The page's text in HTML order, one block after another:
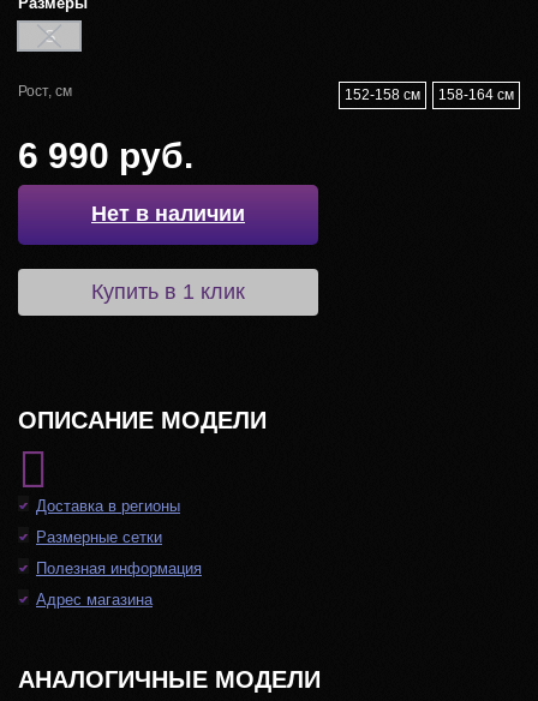
S
Рост, см 152-158 см 158-164 см
6 990 руб.
Нет в наличии
Купить в 1 клик
ОПИСАНИЕ МОДЕЛИ
Доставка в регионы
Размерные сетки
Полезная информация
Адрес магазина
АНАЛОГИЧНЫЕ МОДЕЛИ